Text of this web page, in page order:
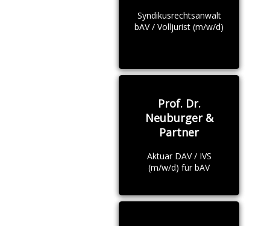
Syndikusrechtsanwalt
bAV / Volljurist (m/w/d)
Prof. Dr.
Neuburger &
Partner
Aktuar DAV / IVS
(m/w/d) für bAV